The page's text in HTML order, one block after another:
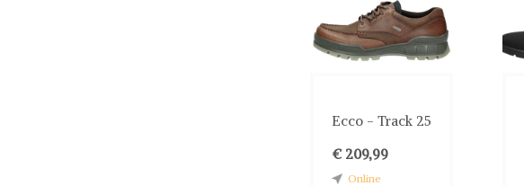
Ecco - Track 25
€ 209,99
Online